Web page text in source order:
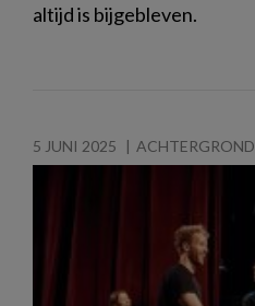
altijd is bijgebleven.
5 JUNI 2025 ACHTERGROND